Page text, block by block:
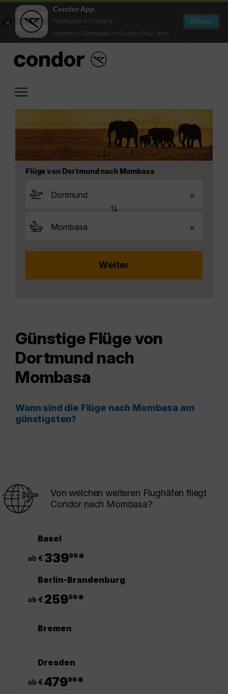
Condor App
Flugsuche & Check-in
kostenlos Download im Google Play Store
öffnen
Flüge von Dortmund nach Mombasa
Günstige Flüge von
Dortmund nach
Mombasa
Wann sind die Flüge nach Mombasa am
günstigsten?
Von welchen weiteren Flughäfen fliegt
Condor nach Mombasa?
Basel
ab € 33999*
Berlin-Brandenburg
ab € 25999*
Bremen
Dresden
ab €47999*